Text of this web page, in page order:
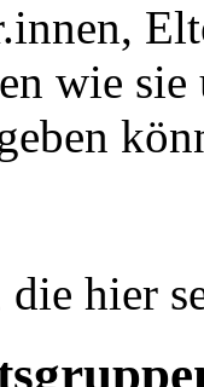
wie sie
die hier